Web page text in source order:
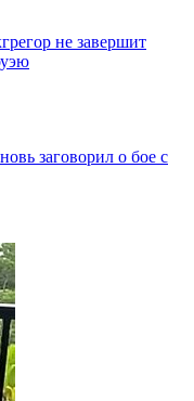
не завершит
заговорил о бое с